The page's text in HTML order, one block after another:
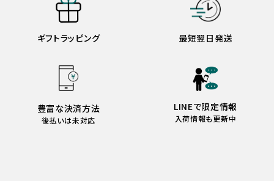
ギフトラッピング 最短翌日発送
豊富な決済方法
後払いは未対応
LINEで限定情報
入荷情報も更新中